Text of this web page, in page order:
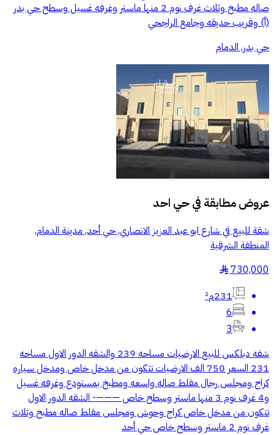
صاله مطبخ وثلاث غرف نوم 2 منها ماستر وغرفه غسيل وسطح حي بدر
(أ) وقريب حديقه وجامع الراجحي
حي بدر, الدمام
عروض مطابقة فيحي احد
شقة للبيع في شارع ابو عبد العزيز الانصاري, حي أحد, مدينة الدمام,
المنطقة الشرقية
730,000
§
231م²
6
3
شقه دبلكس للبيع الارضيات مساحه 239 والشقه الدور الاول مساحه
231 السعر 750 الف الارضيات تتكون من مدخل خاص ومدخل سياره
كراج ومجلس رجال مقلط صاله واسعه ومطبخ بمستودع وغرفه غسيل
و4 غرف نوم 3 منها ماستر وسطح خاص ———- الشقه الدور الاول
تتكون من مدخل خاص كراج وحوش ومجلس مقلط صاله مطبخ وثلاث
غرف نوم 2 ماستر وسطح خاص حي أحد